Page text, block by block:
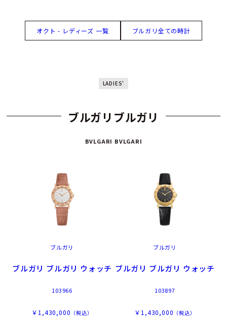
オクト - レディーズ 一覧 ブルガリ全ての時計
LADIES'
ブルガリブルガリ
BVLGARI BVLGARI
ブルガリ
ブルガリ ブルガリ ウォッチ
103966
￥1,430,000 （税込）
ブルガリ
ブルガリ ブルガリ ウォッチ
103897
￥1,430,000 （税込）